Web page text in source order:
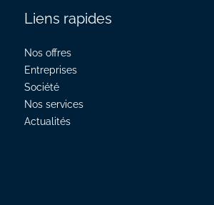
Liens rapides
Nos offres
Entreprises
Société
Nos services
Actualités